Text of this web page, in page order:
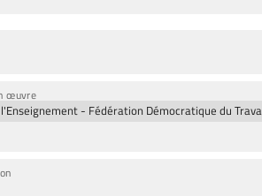
œuvre
- Fédération Démocratique du